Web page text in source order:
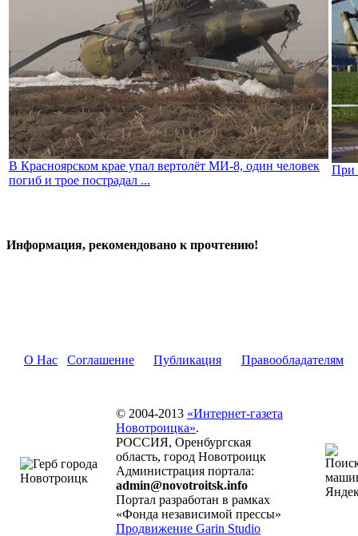
В Красноярском крае упал вертолёт МИ-8, один человек
погиб и трое пострадал ...
При
Информация, рекомендовано к прочтению!
О Нас Соглашение Публикация Правообладателям
© 2004-2013 «Интернет-газета
Новотроицка».
РОССИЯ, Оренбургская
область, город Новотроицк
Администрация портала:
admin@novotroitsk.info
Портал разработан в рамках
«Фонда независимой прессы»
Продвижение Garin Studio